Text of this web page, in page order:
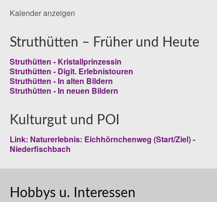
Kalender anzeigen
Struthütten – Früher und Heute
Struthütten - Kristallprinzessin
Struthütten - Digit. Erlebnistouren
Struthütten - In alten Bildern
Struthütten - In neuen Bildern
Kulturgut und POI
Link: Naturerlebnis: Eichhörnchenweg (Start/Ziel) -
Niederfischbach
Hobbys u. Interessen